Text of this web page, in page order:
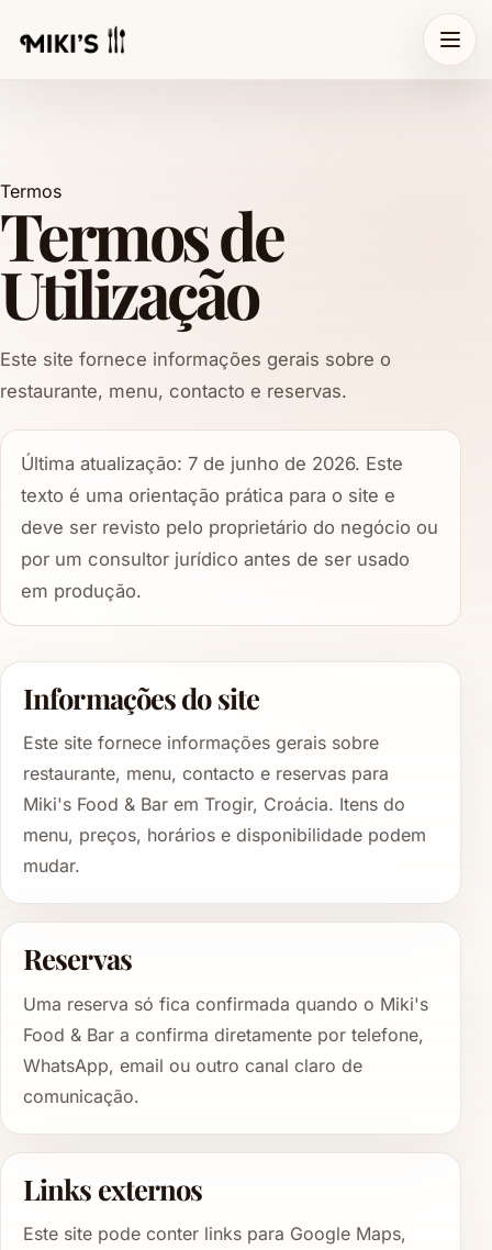
Termos
Termos de
Utilização
Este site fornece informações gerais sobre o
restaurante, menu, contacto e reservas.
Última atualização: 7 de junho de 2026. Este
texto é uma orientação prática para o site e
deve ser revisto pelo proprietário do negócio ou
por um consultor jurídico antes de ser usado
em produção.
Informações do site
Este site fornece informações gerais sobre
restaurante, menu, contacto e reservas para
Miki's Food & Bar em Trogir, Croácia. Itens do
menu, preços, horários e disponibilidade podem
mudar.
Reservas
Uma reserva só fica confirmada quando o Miki's
Food & Bar a confirma diretamente por telefone,
WhatsApp, email ou outro canal claro de
comunicação.
Links externos
Este site pode conter links para Google Maps,